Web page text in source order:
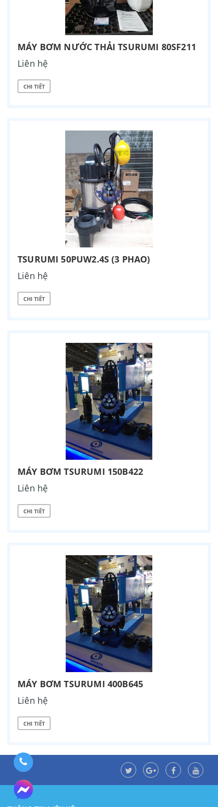
MÁY BƠM NƯỚC THẢI TSURUMI 80SF211
Liên hệ
CHI TIẾT
TSURUMI 50PUW2.4S (3 PHAO)
Liên hệ
CHI TIẾT
MÁY BƠM TSURUMI 150B422
Liên hệ
CHI TIẾT
MÁY BƠM TSURUMI 400B645
Liên hệ
CHI TIẾT